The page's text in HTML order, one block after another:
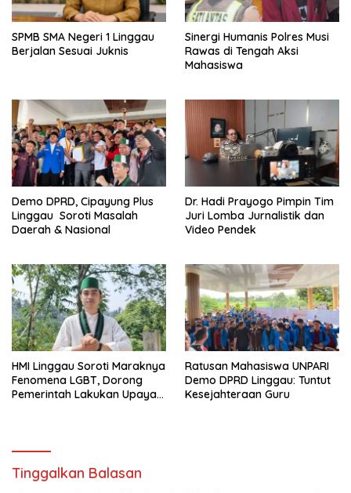
SPMB SMA Negeri 1 Linggau
Berjalan Sesuai Juknis
Sinergi Humanis Polres Musi
Rawas di Tengah Aksi
Mahasiswa
Demo DPRD, Cipayung Plus
Linggau Soroti Masalah
Daerah & Nasional
Dr. Hadi Prayogo Pimpin Tim
Juri Lomba Jurnalistik dan
Video Pendek
HMI Linggau Soroti Maraknya
Fenomena LGBT, Dorong
Pemerintah Lakukan Upaya
Ratusan Mahasiswa UNPARI
Demo DPRD Linggau: Tuntut
Kesejahteraan Guru
Tinggalkan Balasan